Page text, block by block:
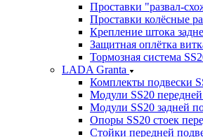
Проставки "развал-
Проставки колёсные
Крепление штока
Защитная оплётка
Тормозная система
LADA Granta
Комплекты подвески
Модули SS20
Модули SS20 задней
Опоры SS20 стоек
Стойки передней